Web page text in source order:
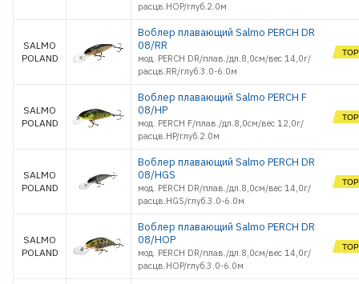
расцв.HOP/глуб.2.0м
SALMO
POLAND
Воблер плавающий Salmo PERCH DR
08/RR
мод. PERCH DR/плав./дл.8,0см/вес 14,0г/
расцв.RR/глуб.3.0-6.0м
SALMO
POLAND
Воблер плавающий Salmo PERCH F
08/HP
мод. PERCH F/плав./дл.8,0см/вес 12,0г/
расцв.HP/глуб.2.0м
SALMO
POLAND
Воблер плавающий Salmo PERCH DR
08/HGS
мод. PERCH DR/плав./дл.8,0см/вес 14,0г/
расцв.HGS/глуб.3.0-6.0м
SALMO
POLAND
Воблер плавающий Salmo PERCH DR
08/HOP
мод. PERCH DR/плав./дл.8,0см/вес 14,0г/
расцв.HOP/глуб.3.0-6.0м